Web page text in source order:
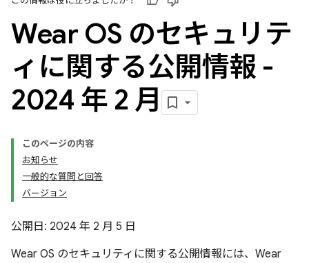
Wear OS のセキュリテ
ィに関する公開情報 -
2024 年 2 月
このページの内容
お知らせ
一般的な質問と回答
バージョン
公開日: 2024 年 2 月 5 日
Wear OS のセキュリティに関する公開情報には、Wear